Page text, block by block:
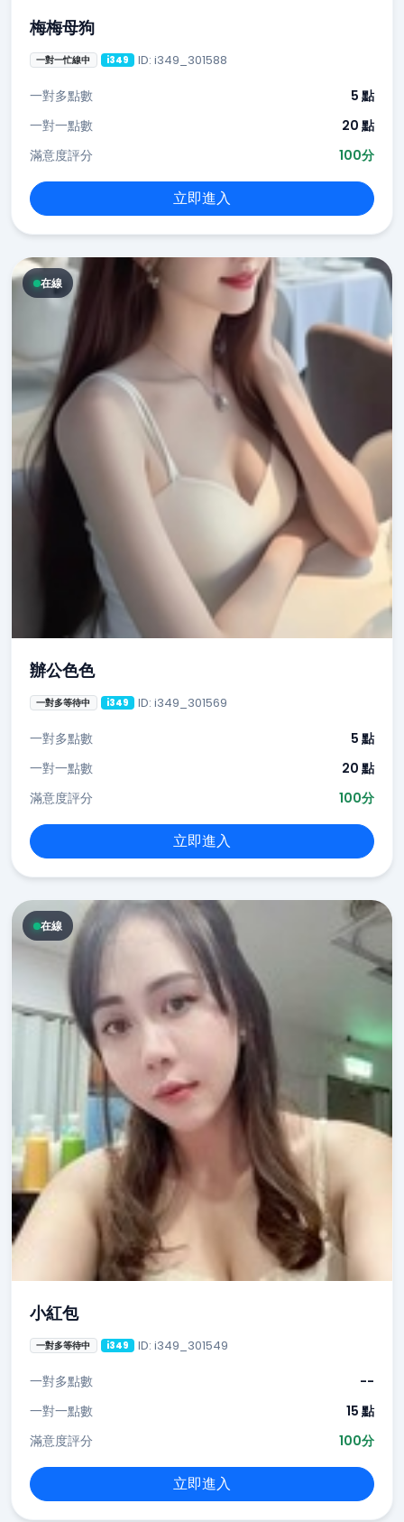
梅梅母狗
一對一忙線中 i349 ID: i349_301588
一對多點數
5 點
一對一點數
20 點
滿意度評分
100分
立即進入
在線
辦公色色
一對多等待中 i349 ID: i349_301569
一對多點數
5 點
一對一點數
20 點
滿意度評分
100分
立即進入
在線
小紅包
一對多等待中 i349 ID: i349_301549
一對多點數
--
一對一點數
15 點
滿意度評分
100分
立即進入